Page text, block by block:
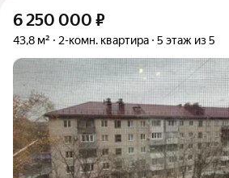
6 250 000 ₽
43,8 м² 2-комн. квартира 5 этаж из 5